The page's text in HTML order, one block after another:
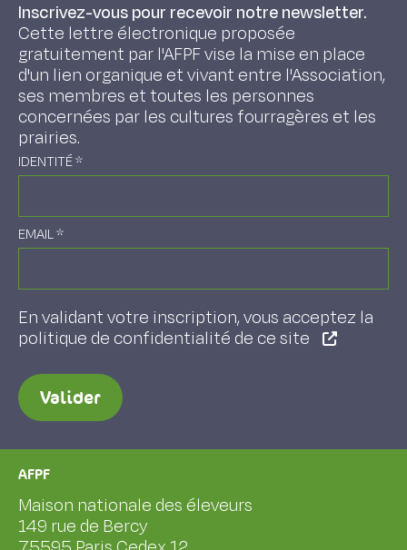
Inscrivez-vous pour recevoir notre newsletter.
Cette lettre électronique proposée
gratuitement par l'AFPF vise la mise en place
d'un lien organique et vivant entre l'Association,
ses membres et toutes les personnes
concernées par les cultures fourragères et les
prairies.
IDENTITÉ*
EMAIL*
En validant votre inscription, vous acceptez la
politique de confidentialité de ce site
Valider
AFPF
Maison nationale des éleveurs
149 rue de Bercy